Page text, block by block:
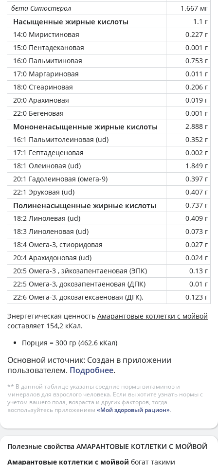
бета Ситостерол
1.667 мг
Насыщенные жирные кислоты
1.1 г
14:0 Миристиновая
0.227 г
15:0 Пентадекановая
0.001 г
16:0 Пальмитиновая
0.753 г
17:0 Маргариновая
0.011 г
18:0 Стеариновая
0.206 г
20:0 Арахиновая
0.019 г
22:0 Бегеновая
0.001 г
Мононенасыщенные жирные кислоты
2.888 г
16:1 Пальмитолеиновая (ud)
0.352 г
17:1 Гептадеценовая
0.002 г
18:1 Олеиновая (ud)
1.849 г
20:1 Гадолеиновая (омега-9)
0.397 г
22:1 Эруковая (ud)
0.407 г
Полиненасыщенные жирные кислоты
0.737 г
18:2 Линолевая (ud)
0.409 г
18:3 Линоленовая (ud)
0.073 г
18:4 Омега-3, стиоридовая
0.027 г
20:4 Арахидоновая (ud)
0.024 г
20:5 Омега-3 , эйкозапентаеновая (ЭПК)
0.13 г
22:5 Омега-3, докозапентаеновая (ДПК)
0.01 г
22:6 Омега-3, докозагексаеновая (ДГК),
0.123 г
Энергетическая ценность Амарантовые котлетки с мойвой
составляет 154,2 кКал.
Порция = 300 гр (462.6 кКал)
Основной источник: Создан в приложении
пользователем. Подробнее.
** В данной таблице указаны средние нормы витаминов и
минералов для взрослого человека. Если вы хотите узнать нормы с
учетом вашего пола, возраста и других факторов, тогда
воспользуйтесь приложением «Мой здоровый рацион».
Полезные свойства АМАРАНТОВЫЕ КОТЛЕТКИ С МОЙВОЙ
Амарантовые котлетки с мойвой богат такими